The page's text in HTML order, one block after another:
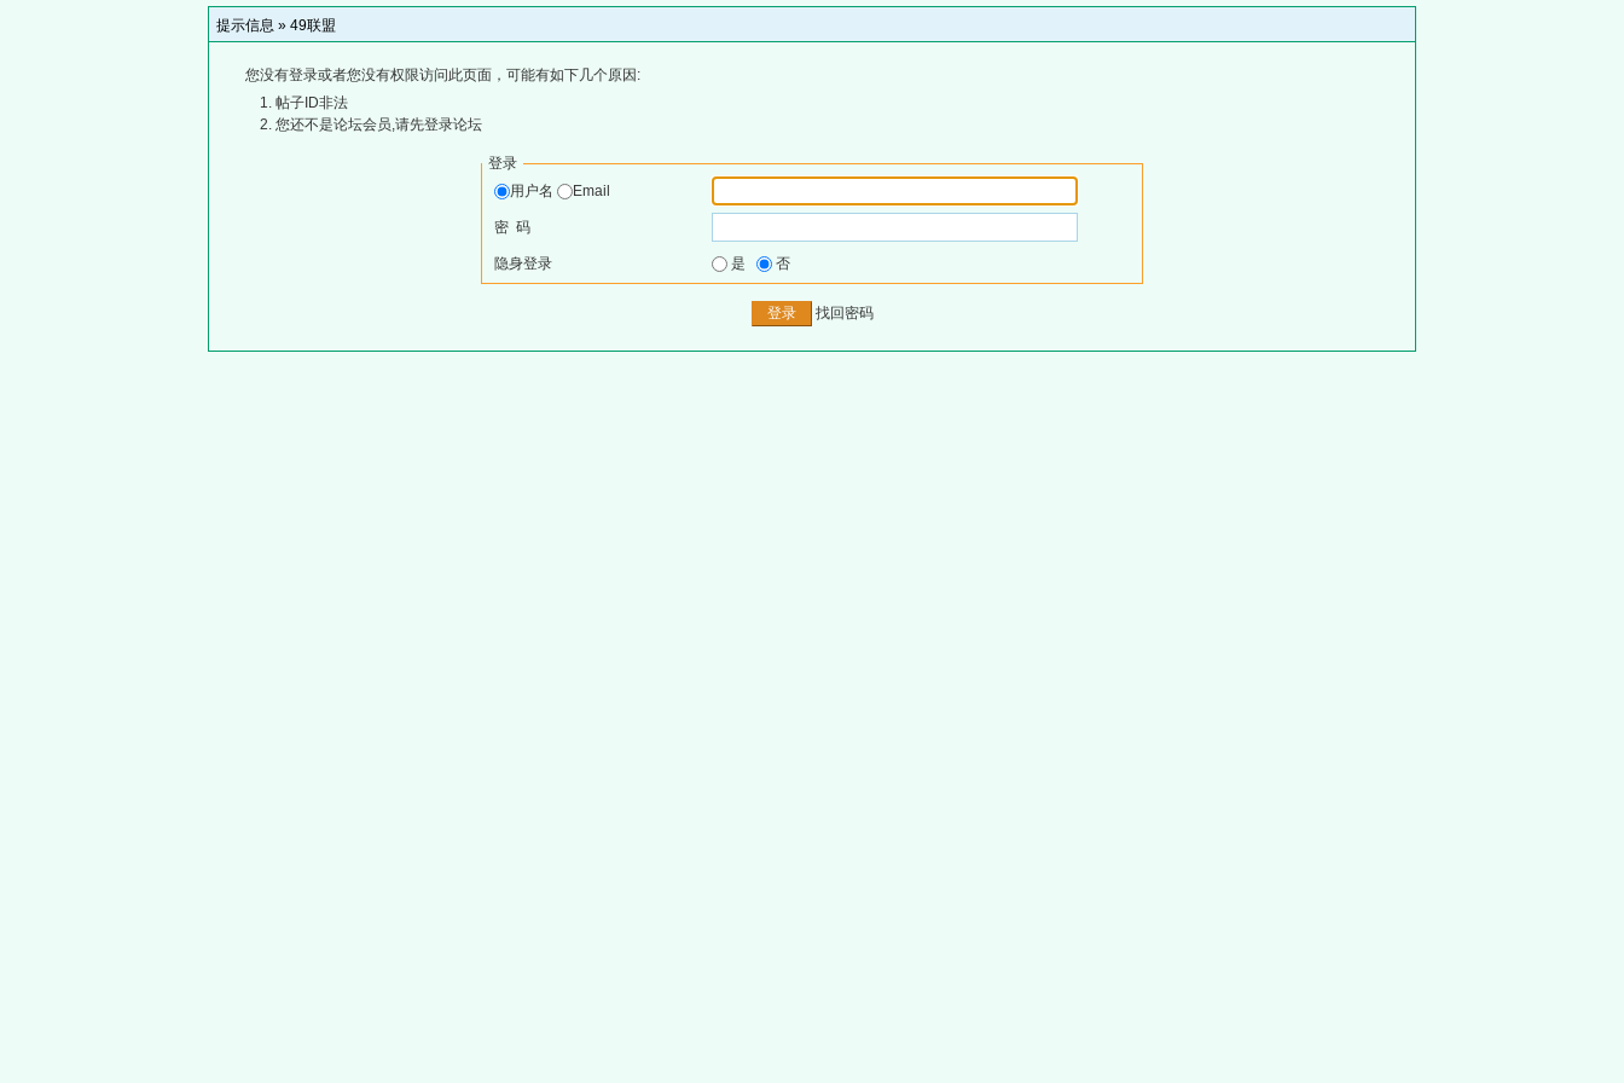
提示信息 » 49联盟
您没有登录或者您没有权限访问此页面，可能有如下几个原因:
帖子ID非法
您还不是论坛会员,请先登录论坛
登录
用户名
Email
密 码
隐身登录 是 否
找回密码